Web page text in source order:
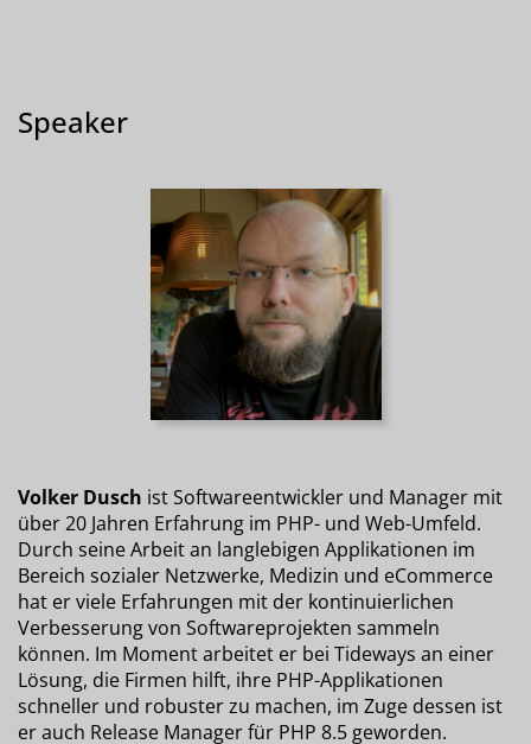
Speaker
Volker Dusch ist Softwareentwickler und Manager mit
über 20 Jahren Erfahrung im PHP- und Web-Umfeld.
Durch seine Arbeit an langlebigen Applikationen im
Bereich sozialer Netzwerke, Medizin und eCommerce
hat er viele Erfahrungen mit der kontinuierlichen
Verbesserung von Softwareprojekten sammeln
können. Im Moment arbeitet er bei Tideways an einer
Lösung, die Firmen hilft, ihre PHP-Applikationen
schneller und robuster zu machen, im Zuge dessen ist
er auch Release Manager für PHP 8.5 geworden.